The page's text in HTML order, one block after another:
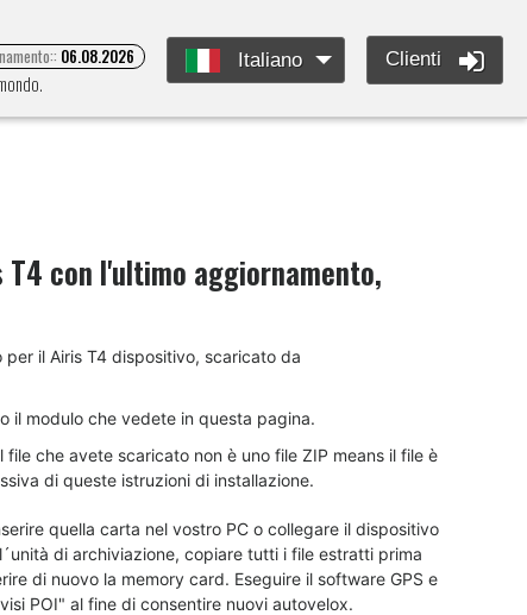
06.08.2026 Italiano Clienti
T4 con l'ultimo aggiornamento,
il Airis T4 dispositivo, scaricato da
il modulo che vedete in questa pagina.
che avete scaricato non è uno file ZIP means il file è
di queste istruzioni di installazione.
quella carta nel vostro PC o collegare il dispositivo
di archiviazione, copiare tutti i file estratti prima
di nuovo la memory card. Eseguire il software GPS e
POI" al fine di consentire nuovi autovelox.